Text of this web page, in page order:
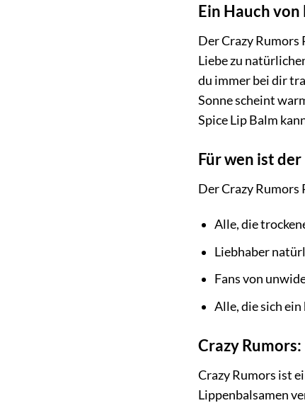
Ein Hauch
Der Crazy Rumors
Liebe zu
du immer bei dir
Sonne scheint
Spice Lip Balm
Für wen ist
Der Crazy Rumors
Alle, die
Liebhaber
Fans von
Alle, die sich
Crazy
Crazy Rumors ist
Lippenbalsamen